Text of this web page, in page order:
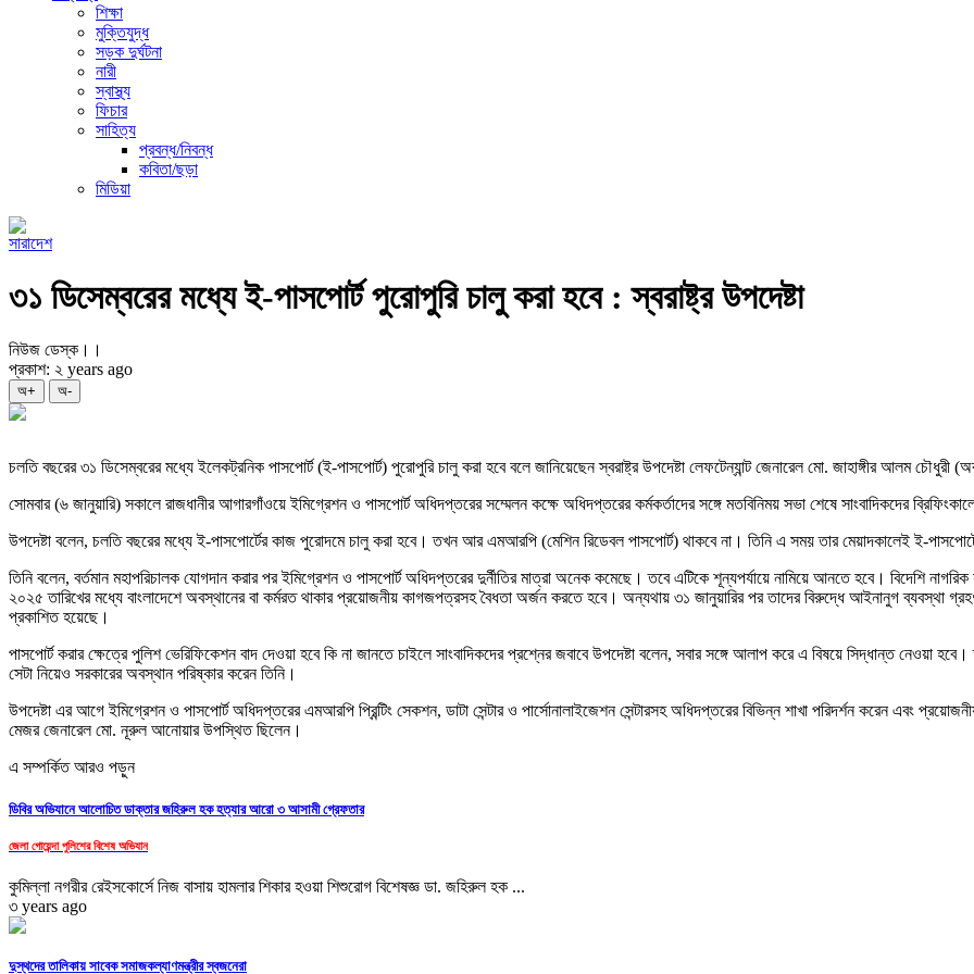
শিক্ষা
মুক্তিযুদ্ধ
সড়ক দুর্ঘটনা
নারী
স্বাস্থ্য
ফিচার
সাহিত্য
প্রবন্ধ/নিবন্ধ
কবিতা/ছড়া
মিডিয়া
সারাদেশ
৩১ ডিসেম্বরের মধ্যে ই-পাসপোর্ট পুরোপুরি চালু করা হবে : স্বরাষ্ট্র উপদেষ্টা
নিউজ ডেস্ক।।
প্রকাশ: ২ years ago
অ+ অ-
চলতি বছরের ৩১ ডিসেম্বরের মধ্যে ইলেকট্রনিক পাসপোর্ট (ই-পাসপোর্ট) পুরোপুরি চালু করা হবে বলে জানিয়েছেন স্বরাষ্ট্র উপদেষ্টা লেফটেন্যান্ট জেনারেল মো. জাহাঙ্গীর আলম চৌধুরী
সোমবার (৬ জানুয়ারি) সকালে রাজধানীর আগারগাঁওয়ে ইমিগ্রেশন ও পাসপোর্ট অধিদপ্তরের সম্মেলন কক্ষে অধিদপ্তরের কর্মকর্তাদের সঙ্গে মতবিনিময় সভা শেষে সাংবাদিকদের
উপদেষ্টা বলেন, চলতি বছরের মধ্যে ই-পাসপোর্টের কাজ পুরোদমে চালু করা হবে। তখন আর এমআরপি (মেশিন রিডেবল পাসপোর্ট) থাকবে না। তিনি এ সময় তার মেয়াদকালেই ই-
তিনি বলেন, বর্তমান মহাপরিচালক যোগদান করার পর ইমিগ্রেশন ও পাসপোর্ট অধিদপ্তরের দুর্নীতির মাত্রা অনেক কমেছে। তবে এটিকে শূন্যপর্যায়ে নামিয়ে আনতে হবে। বিদেশি
২০২৫ তারিখের মধ্যে বাংলাদেশে অবস্থানের বা কর্মরত থাকার প্রয়োজনীয় কাগজপত্রসহ বৈধতা অর্জন করতে হবে। অন্যথায় ৩১ জানুয়ারির পর তাদের বিরুদ্ধে আইনানুগ ব্যবস্থা
প্রকাশিত হয়েছে।
পাসপোর্ট করার ক্ষেত্রে পুলিশ ভেরিফিকেশন বাদ দেওয়া হবে কি না জানতে চাইলে সাংবাদিকদের প্রশ্নের জবাবে উপদেষ্টা বলেন, সবার সঙ্গে আলাপ করে এ বিষয়ে সিদ্ধান্ত নেওয়া হবে।
সেটা নিয়েও সরকারের অবস্থান পরিষ্কার করেন তিনি।
উপদেষ্টা এর আগে ইমিগ্রেশন ও পাসপোর্ট অধিদপ্তরের এমআরপি প্রিন্টিং সেকশন, ডাটা সেন্টার ও পার্সোনালাইজেশন সেন্টারসহ অধিদপ্তরের বিভিন্ন শাখা পরিদর্শন করেন এবং
মেজর জেনারেল মো. নূরুল আনোয়ার উপস্থিত ছিলেন।
এ সম্পর্কিত আরও পড়ুন
ডিবির অভিযানে আলোচিত ডাক্তার জহিরুল হক হত্যার আরো ৩ আসামী গ্রেফতার
জেলা গোয়েন্দা পুলিশের বিশেষ অভিযান
কুমিল্লা নগরীর রেইসকোর্সে নিজ বাসায় হামলার শিকার হওয়া শিশুরোগ বিশেষজ্ঞ ডা. জহিরুল হক ...
৩ years ago
দুস্থদের তালিকায় সাবেক সমাজকল্যাণমন্ত্রীর স্বজনেরা